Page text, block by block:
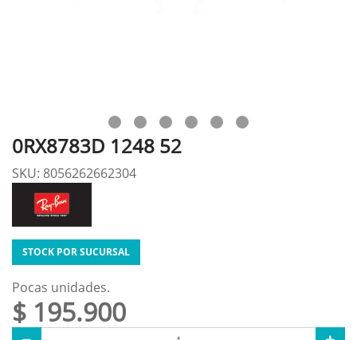
0RX8783D 1248 52
SKU: 8056262662304
STOCK POR SUCURSAL
Pocas unidades.
$ 195.900